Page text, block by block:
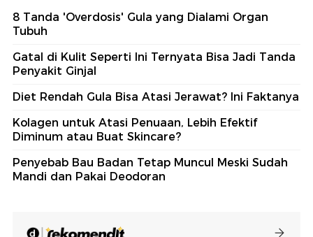
8 Tanda 'Overdosis' Gula yang Dialami Organ
Tubuh
Gatal di Kulit Seperti Ini Ternyata Bisa Jadi Tanda
Penyakit Ginjal
Diet Rendah Gula Bisa Atasi Jerawat? Ini Faktanya
Kolagen untuk Atasi Penuaan, Lebih Efektif
Diminum atau Buat Skincare?
Penyebab Bau Badan Tetap Muncul Meski Sudah
Mandi dan Pakai Deodoran